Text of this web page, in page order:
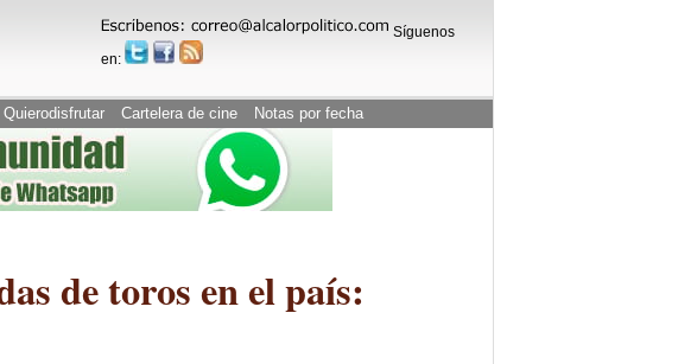
Síguenos
en:
Quierodisfrutar Cartelera de cine Notas por fecha
de toros en el país: